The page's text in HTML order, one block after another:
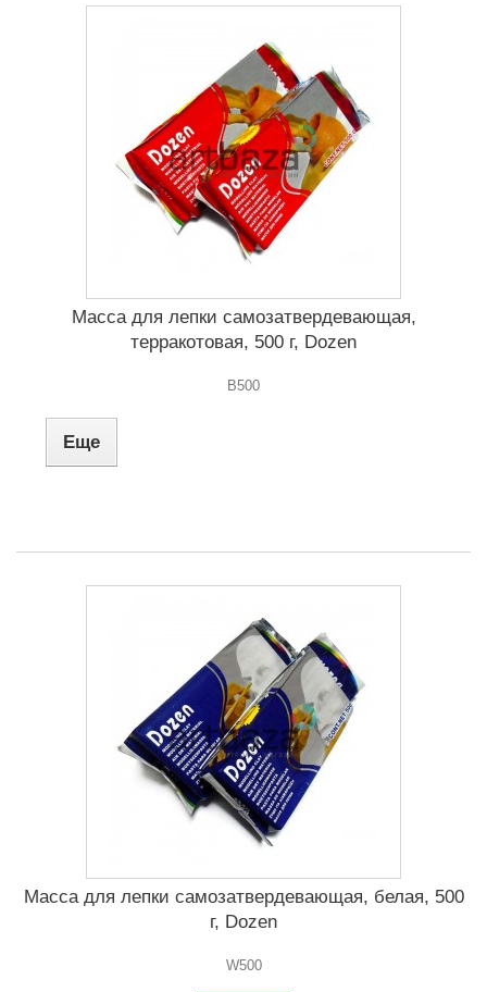
Масса для лепки самозатвердевающая,
терракотовая, 500 г, Dozen
B500
Еще
Масса для лепки самозатвердевающая, белая, 500
г, Dozen
W500